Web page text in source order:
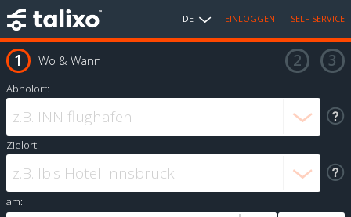
DE EINLOGGEN SELF SERVICE
Wo & Wann
Abholort:
Zielort:
am: